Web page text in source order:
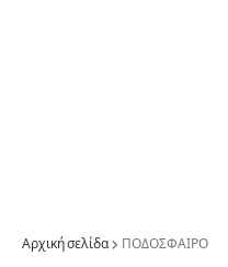
Αρχική σελίδα ΠΟΔΟΣΦΑΙΡΟ